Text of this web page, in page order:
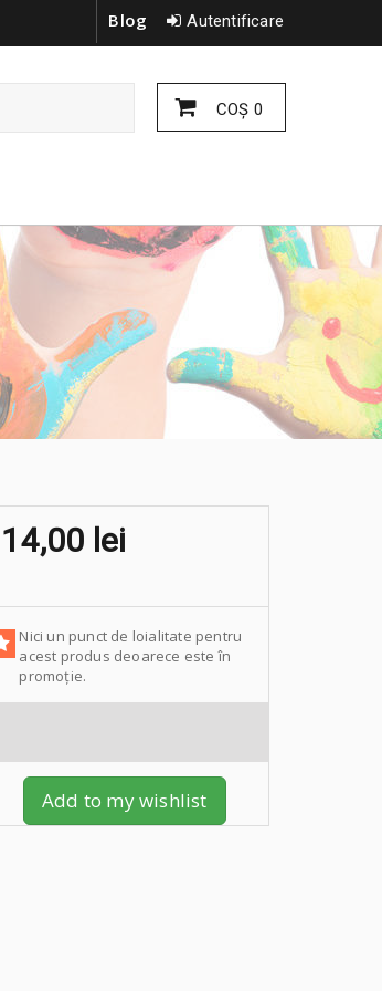
Autentificare
Blog
COŞ 0
14,00 lei
Nici un punct de loialitate pentru
acest produs deoarece este în
promoție.
Add to my wishlist